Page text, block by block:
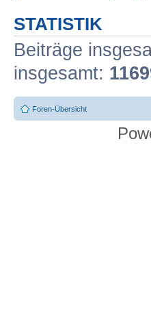
STATISTIK
Beiträge
insgesamt:
Foren-Übersicht